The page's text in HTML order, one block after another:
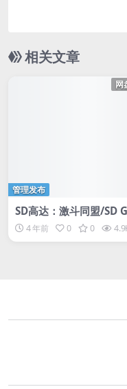
相关文章
网
管理发布
SD高达：激斗同盟/SD
M BATTLE ALLIANCE
4 年前 0 0